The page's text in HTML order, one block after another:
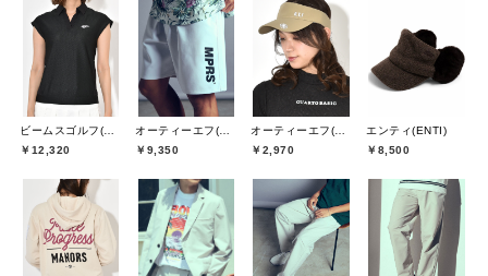
￥12,320
￥9,350
￥2,970
エンティ(ENTI)
￥8,500